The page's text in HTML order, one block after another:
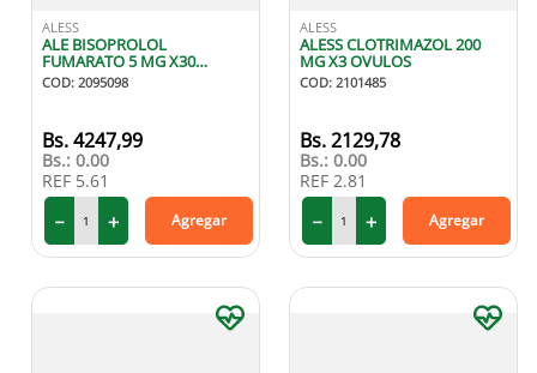
ALESS
ALE BISOPROLOL
FUMARATO 5 MG X30
TABLETAS
COD: 2095098
4247,99
Bs.: 0.00
REF 5.61
＋
－ Agregar
ALESS
ALESS CLOTRIMAZOL 200
MG X3 OVULOS
COD: 2101485
2129,78
Bs.: 0.00
REF 2.81
＋
－ Agregar